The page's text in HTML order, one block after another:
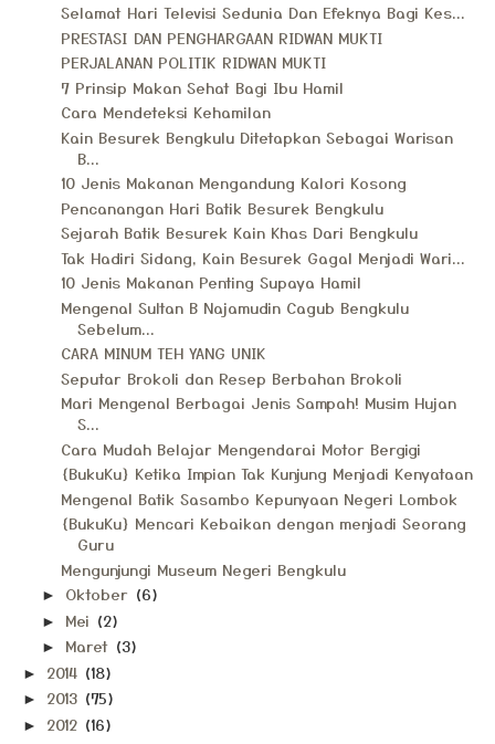
Selamat Hari Televisi Sedunia Dan Efeknya Bagi Kes...
PRESTASI DAN PENGHARGAAN RIDWAN MUKTI
PERJALANAN POLITIK RIDWAN MUKTI
7 Prinsip Makan Sehat Bagi Ibu Hamil
Cara Mendeteksi Kehamilan
Kain Besurek Bengkulu Ditetapkan Sebagai Warisan
B...
10 Jenis Makanan Mengandung Kalori Kosong
Pencanangan Hari Batik Besurek Bengkulu
Sejarah Batik Besurek Kain Khas Dari Bengkulu
Tak Hadiri Sidang, Kain Besurek Gagal Menjadi Wari...
10 Jenis Makanan Penting Supaya Hamil
Mengenal Sultan B Najamudin Cagub Bengkulu
Sebelum...
CARA MINUM TEH YANG UNIK
Seputar Brokoli dan Resep Berbahan Brokoli
Mari Mengenal Berbagai Jenis Sampah! Musim Hujan
S...
Cara Mudah Belajar Mengendarai Motor Bergigi
{BukuKu} Ketika Impian Tak Kunjung Menjadi Kenyataan
Mengenal Batik Sasambo Kepunyaan Negeri Lombok
{BukuKu} Mencari Kebaikan dengan menjadi Seorang
Guru
Mengunjungi Museum Negeri Bengkulu
► Oktober (6)
► Mei (2)
► Maret (3)
► 2014 (18)
► 2013 (75)
► 2012 (16)